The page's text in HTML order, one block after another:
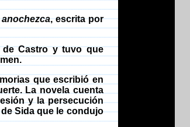
, escrita por
Castro y tuvo que
que escribió en
La novela cuenta
y la persecución
Sida que le condujo